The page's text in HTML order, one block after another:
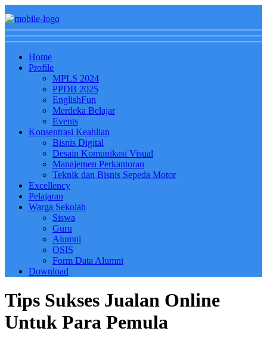
Home
Profile
MPLS 2024
PPDB 2025
EnglishFun
Merdeka Belajar
Events
Konsentrasi Keahlian
Bisnis Digital
Desain Komunikasi Visual
Manajemen Perkantoran
Teknik dan Bisnis Sepeda Motor
Excellency
Pelajaran
Warga Sekolah
Siswa
Guru
Alumni
OSIS
Form Data Alumni
Download
Tips Sukses Jualan Online
Untuk Para Pemula